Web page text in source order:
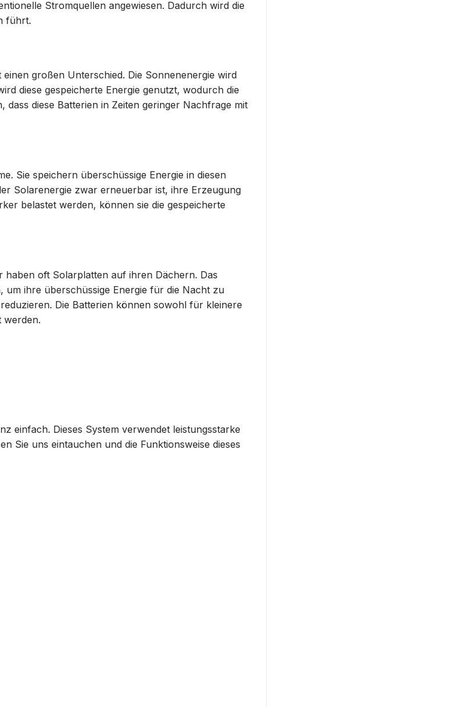
Stromquellen angewiesen. Dadurch wird die
führt.
einen großen Unterschied. Die Sonnenenergie wird
diese gespeicherte Energie genutzt, wodurch die
diese Batterien in Zeiten geringer Nachfrage mit
Sie speichern überschüssige Energie in diesen
Solarenergie zwar erneuerbar ist, ihre Erzeugung
belastet werden, können sie die gespeicherte
haben oft Solarplatten auf ihren Dächern. Das
ihre überschüssige Energie für die Nacht zu
Die Batterien können sowohl für kleinere
werden.
einfach. Dieses System verwendet leistungsstarke
Sie uns eintauchen und die Funktionsweise dieses